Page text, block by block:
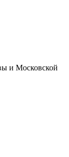
и Московской